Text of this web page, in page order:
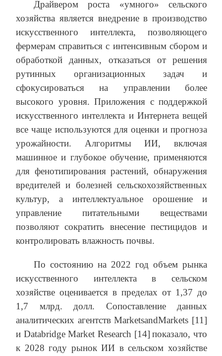
Драйвером роста «умного» сельского
хозяйства является внедрение в производство
искусственного интеллекта, позволяющего
фермерам справиться с интенсивным сбором и
обработкой данных, отказаться от решения
рутинных организационных задач и
сфокусироваться на управлении более
высокого уровня. Приложения с поддержкой
искусственного интеллекта и Интернета вещей
все чаще используются для оценки и прогноза
урожайности. Алгоритмы ИИ, включая
машинное и глубокое обучение, применяются
для фенотипирования растений, обнаружения
вредителей и болезней сельскохозяйственных
культур, а интеллектуальное орошение и
управление питательными веществами
позволяют сократить внесение пестицидов и
контролировать влажность почвы.
По состоянию на 2022 год объем рынка
искусственного интеллекта в сельском
хозяйстве оценивается в пределах от 1,37 до
1,7 млрд. долл. Сопоставление данных
аналитических агентств MarketsandMarkets [11]
и Databridge Market Research [14] показало, что
к 2028 году рынок ИИ в сельском хозяйстве